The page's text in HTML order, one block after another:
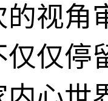
视角
仅仅停